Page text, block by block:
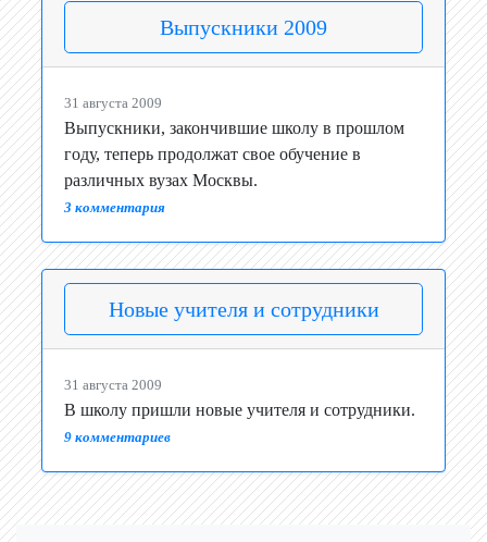
Выпускники 2009
31 августа 2009
Выпускники, закончившие школу в прошлом
году, теперь продолжат свое обучение в
различных вузах Москвы.
3 комментария
Новые учителя и сотрудники
31 августа 2009
В школу пришли новые учителя и сотрудники.
9 комментариев